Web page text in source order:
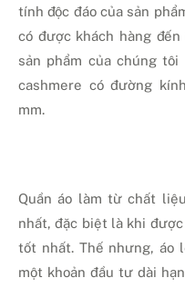
tính độc đáo của sản
có được khách hàng
sản phẩm của chúng
cashmere có đường
mm.
Quần áo làm từ chất
nhất, đặc biệt là khi
tốt nhất. Thế nhưng, áo
một khoản đầu tư dài